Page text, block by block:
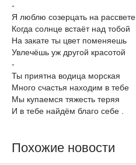
-
Я люблю созерцать на рассвете
Когда солнце встаёт над тобой
На закате ты цвет поменяешь
Увлечёшь уж другой красотой
-
Ты приятна водица морская
Много счастья находим в тебе
Мы купаемся тяжесть теряя
И в тебе найдём благо себе .
Похожие новости